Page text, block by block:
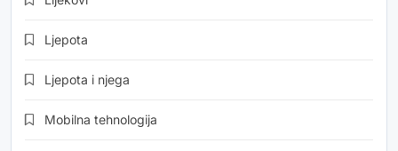
Ljepota
Ljepota i njega
Mobilna tehnologija